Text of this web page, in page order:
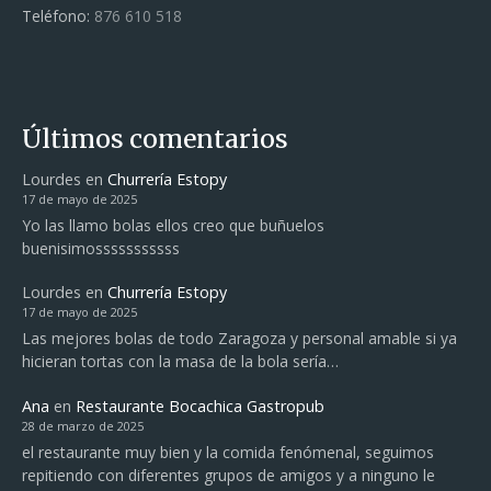
o
u
e
s
t
o
s
Teléfono: 876 610 518
Últimos comentarios
Lourdes en Churrería Estopy
17 de mayo de 2025
Yo las llamo bolas ellos creo que buñuelos
buenisimosssssssssss
Lourdes en Churrería Estopy
17 de mayo de 2025
Las mejores bolas de todo Zaragoza y personal amable si ya
hicieran tortas con la masa de la bola sería…
Ana en Restaurante Bocachica Gastropub
28 de marzo de 2025
el restaurante muy bien y la comida fenómenal, seguimos
repitiendo con diferentes grupos de amigos y a ninguno le